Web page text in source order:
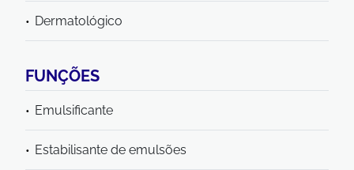
Dermatológico
FUNÇÕES
Emulsificante
Estabilisante de emulsões